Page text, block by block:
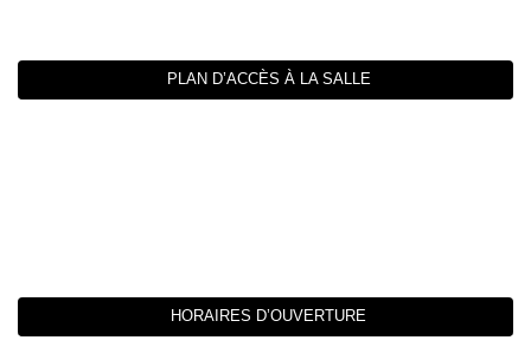
PLAN D’ACCÈS À LA SALLE
HORAIRES D’OUVERTURE